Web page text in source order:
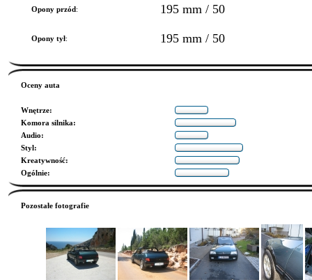
Opony przód: 195 mm / 50
Opony tył: 195 mm / 50
Oceny auta
Wnętrze:
Komora silnika:
Audio:
Styl:
Kreatywność:
Ogólnie:
Pozostałe fotografie